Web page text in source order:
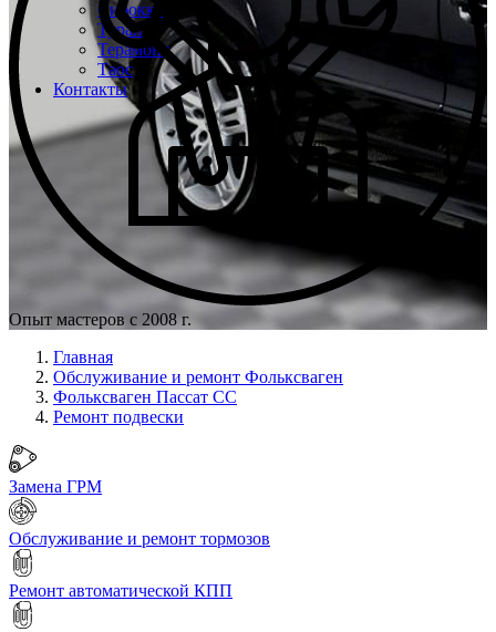
Сирокко
Туран
Терамонт
Таос
Контакты
Опыт мастеров с 2008 г.
Главная
Обслуживание и ремонт Фольксваген
Фольксваген Пассат СС
Ремонт подвески
Замена ГРМ
Обслуживание и ремонт тормозов
Ремонт автоматической КПП